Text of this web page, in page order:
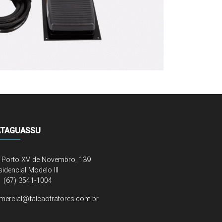
Porto XV de Novembro, 139
Modelo III
(67) 3541-1004